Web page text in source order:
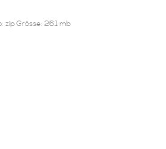
zip Grösse: 26.1 mb